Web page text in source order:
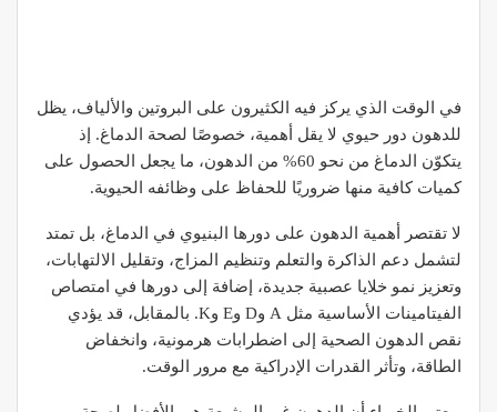
في الوقت الذي يركز فيه الكثيرون على البروتين والألياف، يظل
للدهون دور حيوي لا يقل أهمية، خصوصًا لصحة الدماغ. إذ
يتكوّن الدماغ من نحو 60% من الدهون، ما يجعل الحصول على
كميات كافية منها ضروريًا للحفاظ على وظائفه الحيوية.
لا تقتصر أهمية الدهون على دورها البنيوي في الدماغ، بل تمتد
لتشمل دعم الذاكرة والتعلم وتنظيم المزاج، وتقليل الالتهابات،
وتعزيز نمو خلايا عصبية جديدة، إضافة إلى دورها في امتصاص
الفيتامينات الأساسية مثل A وD وE وK. بالمقابل، قد يؤدي
نقص الدهون الصحية إلى اضطرابات هرمونية، وانخفاض
الطاقة، وتأثر القدرات الإدراكية مع مرور الوقت.